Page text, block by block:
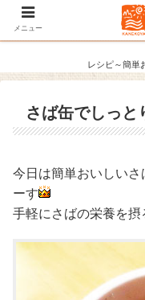
レシピ～簡単
さば缶でしっと
今日は簡単おいしいさ
ーす
手軽にさばの栄養を摂
メニュー